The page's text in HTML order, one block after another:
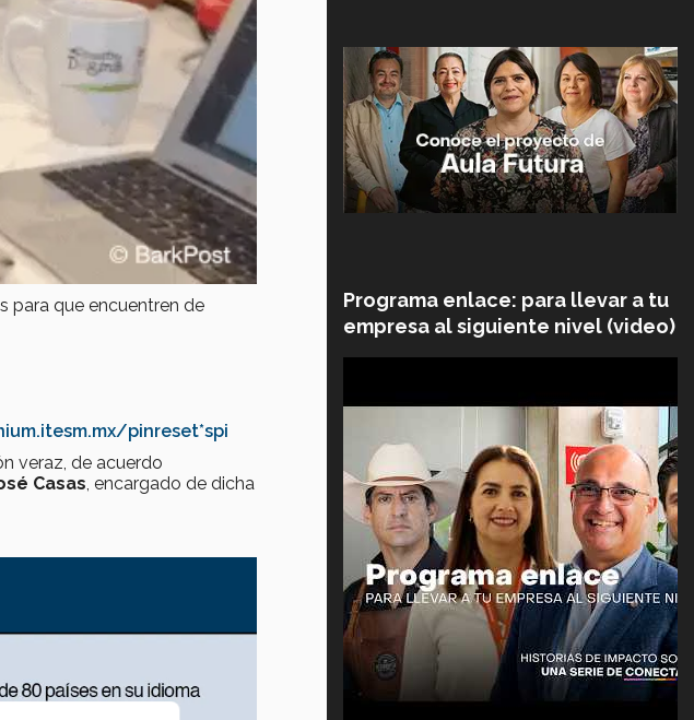
para que encuentren de
pinreset*spi
veraz, de acuerdo
Casas , encargado de dicha
Programa enlace: para llevar a tu
empresa al siguiente nivel (video)